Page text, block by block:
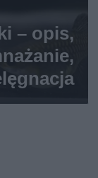
– opis,